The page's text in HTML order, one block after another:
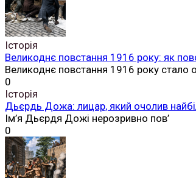
Історія
Великоднє повстання 1916 року: як
Великоднє повстання 1916 року стало
0
Історія
Дьєрдь Дожа: лицар, який очолив
Ім’я Дьєрдя Дожі нерозривно пов’
0